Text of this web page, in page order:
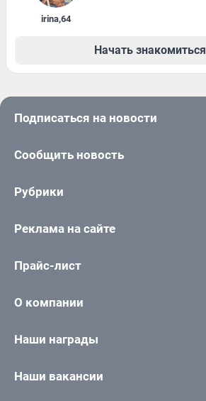
irina,64
Начать знакомиться
Подписаться на новости
Сообщить новость
Рубрики
Реклама на сайте
Прайс-лист
О компании
Наши награды
Наши вакансии